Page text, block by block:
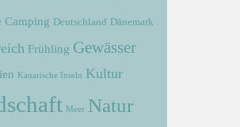
Camping Deutschland Dänemark
Frühling Gewässer
Kanarische Inseln Kultur
Meer Natur